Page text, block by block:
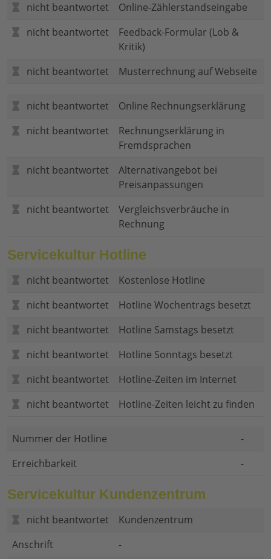
nicht beantwortet
Online-Zählerstandseingabe
nicht beantwortet
Feedback-Formular (Lob &
Kritik)
nicht beantwortet
Musterrechnung auf Webseite
nicht beantwortet
Online Rechnungserklärung
nicht beantwortet
Rechnungserklärung in
Fremdsprachen
nicht beantwortet
Alternativangebot bei
Preisanpassungen
nicht beantwortet
Vergleichsverbräuche in
Rechnung
Servicekultur Hotline
nicht beantwortet
Kostenlose Hotline
nicht beantwortet
Hotline Wochentrags besetzt
nicht beantwortet
Hotline Samstags besetzt
nicht beantwortet
Hotline Sonntags besetzt
nicht beantwortet
Hotline-Zeiten im Internet
nicht beantwortet
Hotline-Zeiten leicht zu finden
Nummer der Hotline
-
Erreichbarkeit
-
Servicekultur Kundenzentrum
nicht beantwortet
Kundenzentrum
Anschrift
-